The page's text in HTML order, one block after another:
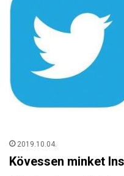
2019.10.04.
Kövessen minket